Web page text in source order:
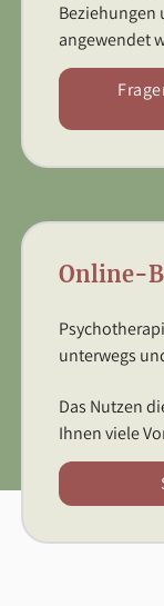
Beziehungen
angewendet
Online-
unterwegs
Das Nutzen
Ihnen viele